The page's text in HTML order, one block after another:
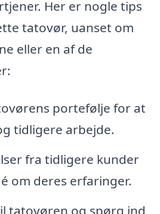
Her er nogle tips
tatovør, uanset om
eller en af de
portefølje for at
tidligere arbejde.
fra tidligere kunder
om deres erfaringer.
tatovøren og spørg ind